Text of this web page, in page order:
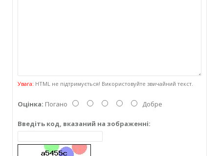
Увага: HTML не підтримується! Використовуйте звичайний текст.
Оцінка: Погано Добре
Введіть код, вказаний на зображенні: